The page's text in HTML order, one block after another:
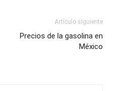
Artículo siguiente
Precios de la gasolina en
México